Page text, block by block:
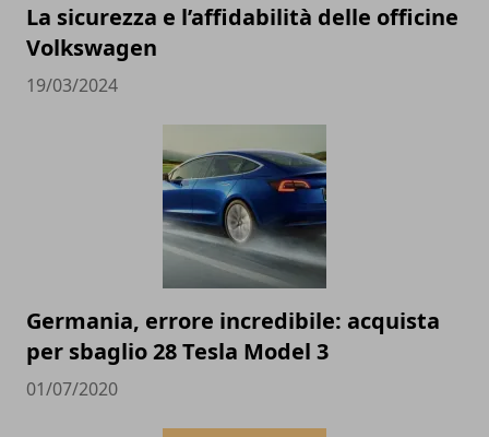
La sicurezza e l’affidabilità delle officine
Volkswagen
19/03/2024
Germania, errore incredibile: acquista
per sbaglio 28 Tesla Model 3
01/07/2020